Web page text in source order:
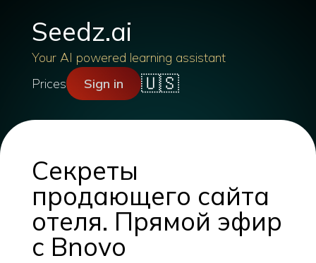
Seedz.ai
Your AI powered learning assistant
Prices
Sign in 🇺🇸
Секреты
продающего сайта
отеля. Прямой эфир
с Bnovo